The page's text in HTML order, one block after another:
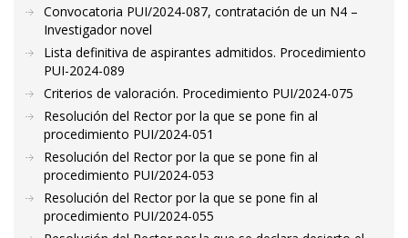
Convocatoria PUI/2024-087, contratación de un N4 –
Investigador novel
Lista definitiva de aspirantes admitidos. Procedimiento
PUI-2024-089
Criterios de valoración. Procedimiento PUI/2024-075
Resolución del Rector por la que se pone fin al
procedimiento PUI/2024-051
Resolución del Rector por la que se pone fin al
procedimiento PUI/2024-053
Resolución del Rector por la que se pone fin al
procedimiento PUI/2024-055